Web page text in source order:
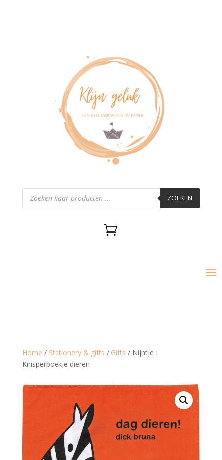
Producten
zoeken ZOEKEN

Home / Stationery & gifts / Gifts / Nijntje I
Knisperboekje dieren